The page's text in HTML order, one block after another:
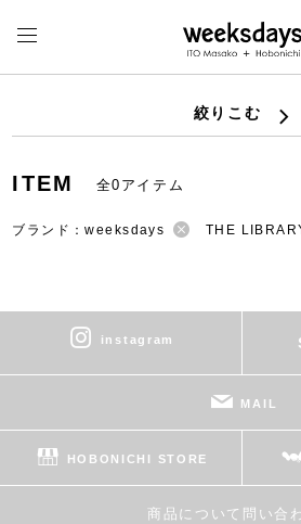
絞りこむ
ITEM 全0アイテム
ブランド：weeksdays THE
instagram
MAIL
HOBONICHI STORE
商品について問い合